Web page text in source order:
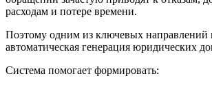
расходам и потере времени.
Поэтому одним из ключевых направлений
автоматическая генерация юридических
Система помогает формировать: